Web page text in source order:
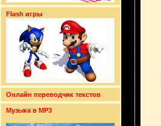
Flash игры
Онлайн переводчик текстов
Музыка в MP3